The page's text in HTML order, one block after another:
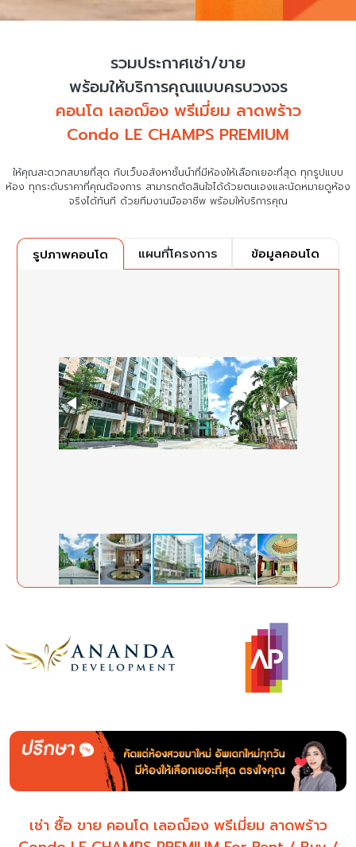
รวมประกาศเช่า/ขาย
พร้อมให้บริการคุณแบบครบวงจร
คอนโด เลอฌ็อง พรีเมี่ยม ลาดพร้าว
Condo LE CHAMPS PREMIUM
ให้คุณสะดวกสบายที่สุด กับเว็บอสังหาชั้นนำที่มีห้องให้เลือกเยอะที่สุด ทุกรูปแบบ
ห้อง ทุกระดับราคาที่คุณต้องการ สามารถตัดสินใจได้ด้วยตนเองและนัดหมายดูห้อง
จริงได้ทันที ด้วยทีมงานมืออาชีพ พร้อมให้บริการคุณ
รูปภาพคอนโด แผนที่โครงการ ข้อมูลคอนโด
เช่า ซื้อ ขาย คอนโด เลอฌ็อง พรีเมี่ยม ลาดพร้าว